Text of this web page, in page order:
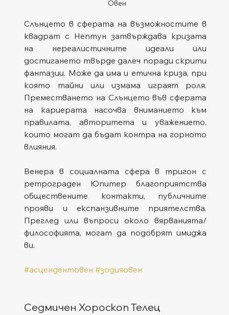
Овен
Слънцето в сферата на възможностите в
квадрат с Нептун затвърждава кризата
на нереалистичните идеали или
достигането твърде далеч поради скрити
фантазии. Може да има и етична криза, при
която тайни или измама играят роля.
Преместването на Слънцето във сферата
на кариерата насочва вниманието към
правилата, авторитета и уважението,
които могат да бъдат контра на горното
влияния.
Венера в социалната сфера в тригон с
ретрограден Юпитер благоприятства
обществените контакти, публичните
прояви и експанзивните приятелства.
Преглед или въпроси около вярванията/
философията, могат да подобрят имиджа
ви.
#асцендентовен #зодияовен
Седмичен Хороскоп Телец